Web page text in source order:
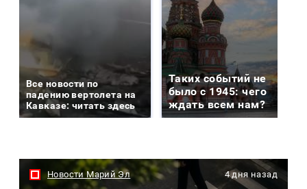
Все новости по
падению вертолета на
Кавказе: читать здесь
Таких событий не
было с 1945: чего
ждать всем нам?
Новости Марий Эл 4 дня назад